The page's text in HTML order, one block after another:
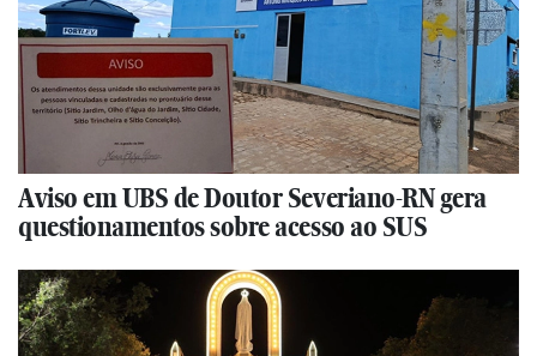
Aviso em UBS de Doutor Severiano-RN gera
questionamentos sobre acesso ao SUS